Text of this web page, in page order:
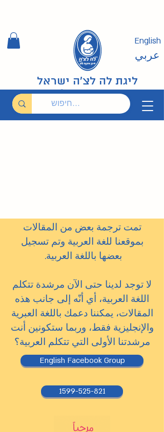
ליגת לה לצ'ה ישראל
English
عربي
تمت ترجمة بعض من المقالات
بموقعنا للغة العربية وتم تسجيل
بعضها باللغة العربية.
لا توجد لدينا حتى الآن مرشدة تتكلم
اللغة العربية، أي أنّه إلى جانب هذه
المقالات، يمكننا دعمك باللغة العبرية
والإنجليزية فقط، وربما ستكونين أنت
مرشدتنا الأولى التي تتكلم العربية؟
English Facebook Group
1599-525-821